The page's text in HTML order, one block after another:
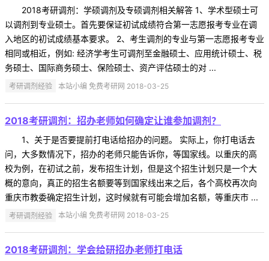
2018考研调剂：学硕调剂及专硕调剂相关解答 1、学术型硕士可
以调剂到专业硕士。首先要保证初试成绩符合第一志愿报考专业在调
入地区的初试成绩基本要求。 2、考生调剂的专业与第一志愿报考专业
相同或相近，例如: 经济学考生可调剂至金融硕士、应用统计硕士、税
务硕士、国际商务硕士、保险硕士、资产评估硕士的对 ...
考研调剂经验 本站小编 免费考研网 2018-03-25
2018考研调剂：招办老师如何确定让谁参加调剂？
1、关于是否要提前打电话给招办的问题。 实际上，你打电话去
问，大多数情况下，招办的老师只能告诉你，等国家线。以重庆的高
校为例，在初试之前，发布招生计划，但是这个招生计划只是一个大
概的意向，真正的招生名额要等到国家线出来之后，各个高校再次向
重庆市教委确定招生计划，这时候就有可能会增加名额，等重庆市 ...
考研调剂经验 本站小编 免费考研网 2018-03-25
2018考研调剂：学会给研招办老师打电话